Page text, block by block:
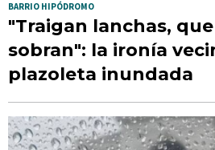
BARRIO HIPÓDROMO
"Traigan lanchas,
sobran": la ironía
plazoleta inundada